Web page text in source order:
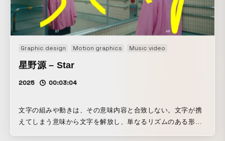
Graphic design Motion graphics Music video
星野源 – Star
2025 00:03:04
文字の組みや動きは、その意味内容と合致しない。文字が携
えてしまう意味から文字を解放し、単なるリズムのある形体